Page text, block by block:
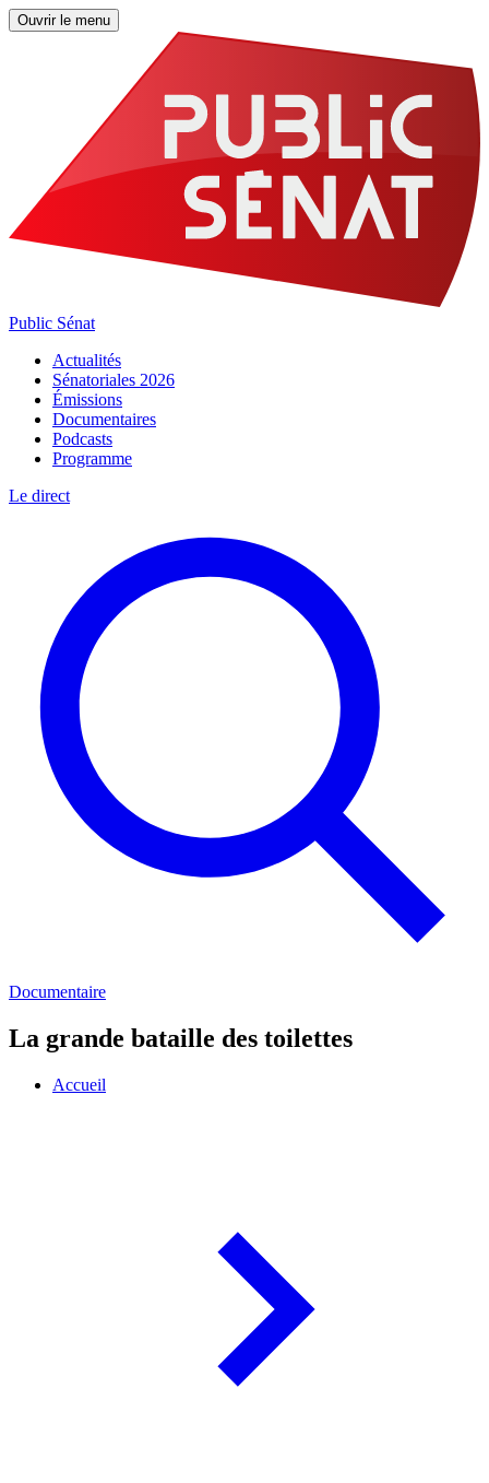
Ouvrir le menu
Public Sénat
Actualités
Sénatoriales 2026
Émissions
Documentaires
Podcasts
Programme
Le direct
Documentaire
La grande bataille des toilettes
Accueil